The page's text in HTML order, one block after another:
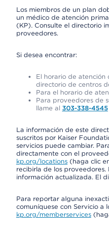
Los miembros de un plan
un médico de atención
(KP). Consulte el directorio
proveedores.
Si desea encontrar:
El horario de atención
directorio de centros
Para el horario de
Para proveedores de
llame al 303-338-4545
La información de este
suscritos por Kaiser
servicios puede cambiar.
directamente con el
kp.org/locations(haga clic
recibirla de los
información actualizada. El
Para reportar alguna
comuníquese con Servicio a
kp.org/memberservices